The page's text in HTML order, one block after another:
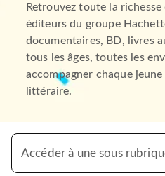
Retrouvez toute la richesse
éditeurs du groupe
documentaires, BD, livres
tous les âges, toutes les
accompagner chaque
littéraire.
Accéder à une sous